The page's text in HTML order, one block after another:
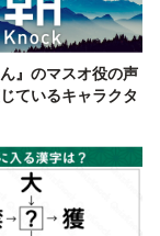
ん』のマスオ役の声
ているキャラクタ